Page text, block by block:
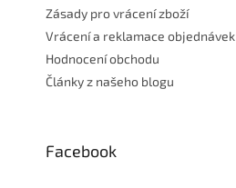
Zásady pro vrácení zboží
Vrácení a reklamace objednávek
Hodnocení obchodu
Články z našeho blogu
Facebook